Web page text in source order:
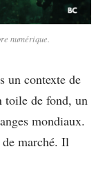
numérique.
un contexte de
toile de fond, un
mondiaux.
marché. Il